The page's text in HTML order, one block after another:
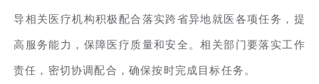
导相关医疗机构积极配合落实跨省异地就医各项任务，提
高服务能力，保障医疗质量和安全。相关部门要落实工作
责任，密切协调配合，确保按时完成目标任务。